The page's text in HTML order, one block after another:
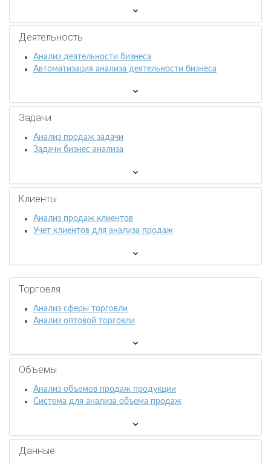
Деятельность
Анализ деятельности бизнеса
Автоматизация анализа деятельности бизнеса
Задачи
Анализ продаж задачи
Задачи бизнес анализа
Клиенты
Анализ продаж клиентов
Учет клиентов для анализа продаж
Торговля
Анализ сферы торговли
Анализ оптовой торговли
Объемы
Анализ объемов продаж продукции
Система для анализа объема продаж
Данные